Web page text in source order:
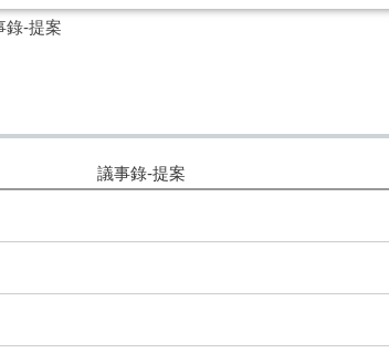
錄-提案
議事錄-提案